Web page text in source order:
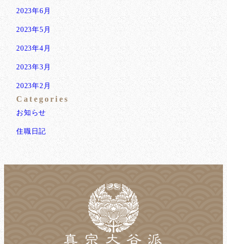
2023年6月
2023年5月
2023年4月
2023年3月
2023年2月
Categories
お知らせ
住職日記